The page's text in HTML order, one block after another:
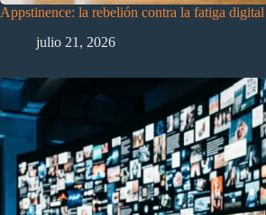
Appstinence: la rebelión contra la fatiga digital
julio 21, 2026